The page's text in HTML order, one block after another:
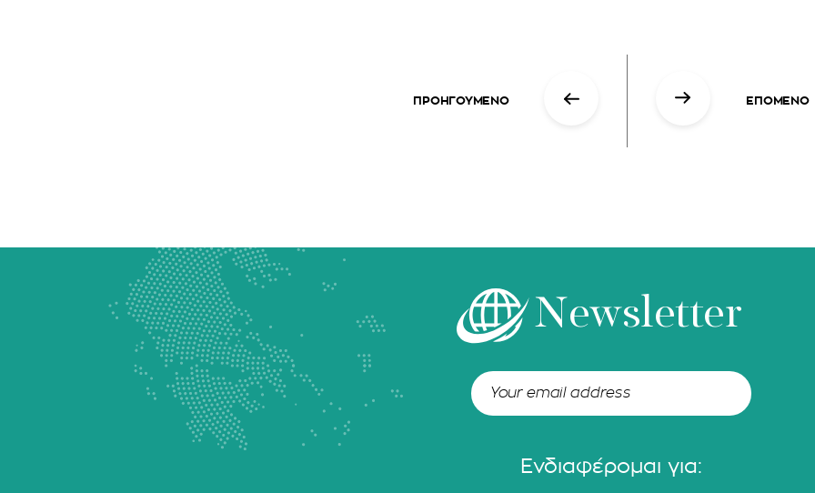
ΠΡΟΗΓΟΥΜΕΝΟ ΕΠΟΜΕΝΟ
Newsletter
Ενδιαφέρομαι για: